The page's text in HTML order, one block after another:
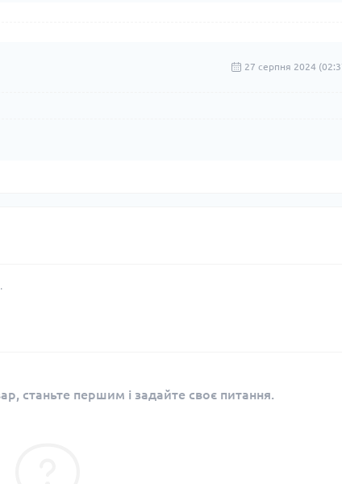
27 серпня 2024
станьте першим і задайте своє питання.